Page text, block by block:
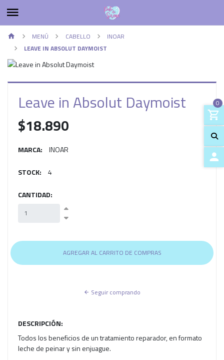
0
MENÚ CABELLO
INOAR
LEAVE IN ABSOLUT DAYMOIST
Leave in Absolut Daymoist
$18.890
MARCA: INOAR
STOCK: 4
CANTIDAD:
Seguir comprando
DESCRIPCIÓN:
Todos los beneficios de un tratamiento reparador, en formato
leche de peinar y sin enjuague.